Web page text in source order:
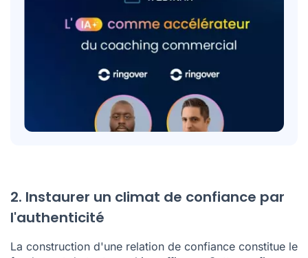
2. Instaurer un climat de confiance par
l'authenticité
La construction d'une relation de confiance constitue le